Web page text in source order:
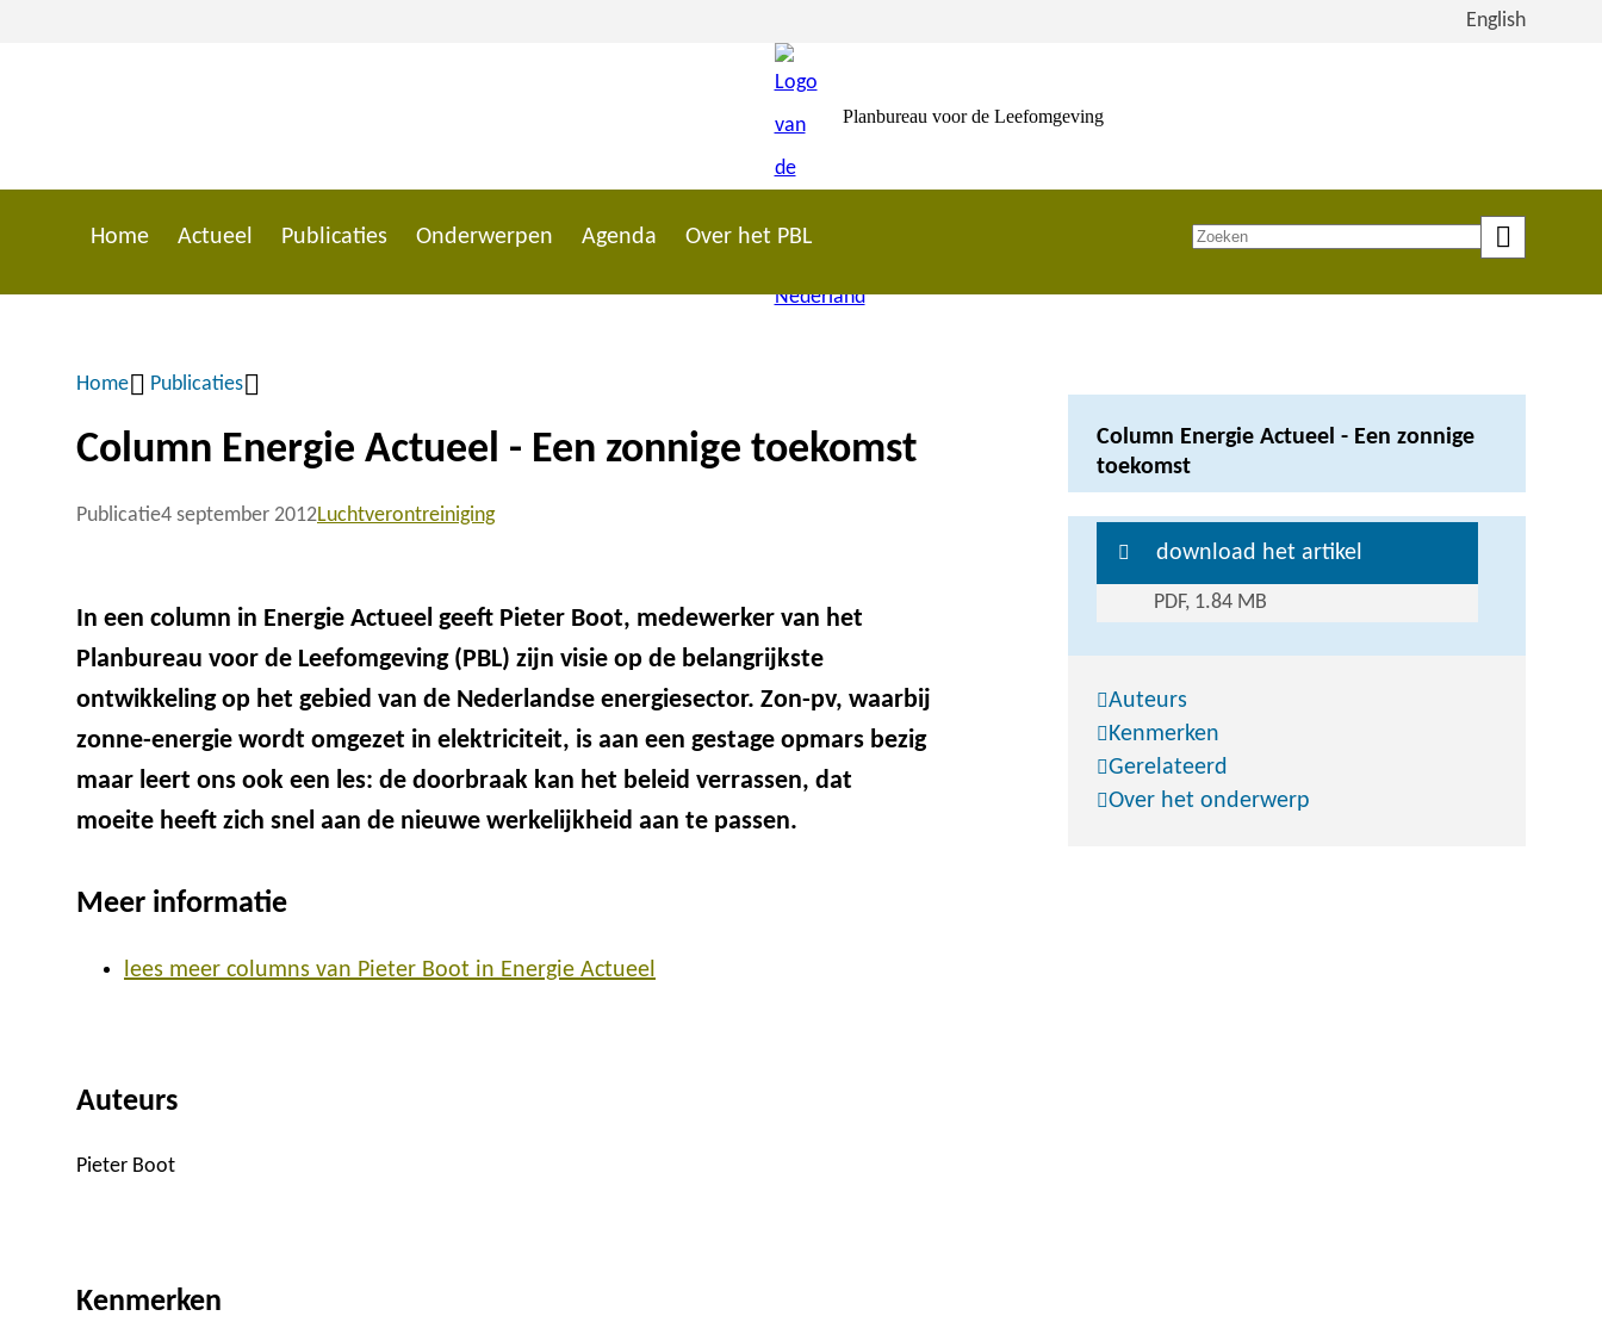
inhoud
Bekijk
English
Planbureau voor de Leefomgeving
Home Actueel Publicaties Onderwerpen Agenda Over het PBL
Zoeken
Kruimelpad
Home Publicaties
Column Energie Actueel - Een zonnige toekomst
Publicatie4 september 2012Luchtverontreiniging
Column Energie Actueel - Een zonnige
toekomst
PDF, 1.84 MB
download het artikel
Auteurs
Kenmerken
Gerelateerd
Over het onderwerp
In een column in Energie Actueel geeft Pieter Boot, medewerker van het
Planbureau voor de Leefomgeving (PBL) zijn visie op de belangrijkste
ontwikkeling op het gebied van de Nederlandse energiesector. Zon-pv, waarbij
zonne-energie wordt omgezet in elektriciteit, is aan een gestage opmars bezig
maar leert ons ook een les: de doorbraak kan het beleid verrassen, dat
moeite heeft zich snel aan de nieuwe werkelijkheid aan te passen.
Meer informatie
lees meer columns van Pieter Boot in Energie Actueel
Auteurs
Pieter Boot
Kenmerken